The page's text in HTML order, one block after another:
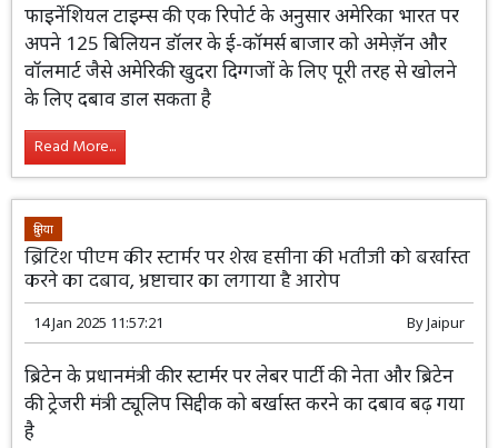
फाइनेंशियल टाइम्स की एक रिपोर्ट के अनुसार अमेरिका भारत पर
अपने 125 बिलियन डॉलर के ई-कॉमर्स बाजार को अमेज़ॅन और
वॉलमार्ट जैसे अमेरिकी खुदरा दिग्गजों के लिए पूरी तरह से खोलने
के लिए दबाव डाल सकता है
Read More...
दुनिया
ब्रिटिश पीएम कीर स्टार्मर पर शेख हसीना की भतीजी को बर्खास्त
करने का दबाव, भ्रष्टाचार का लगाया है आरोप
14 Jan 2025 11:57:21 ByJaipur
ब्रिटेन के प्रधानमंत्री कीर स्टार्मर पर लेबर पार्टी की नेता और ब्रिटेन
की ट्रेजरी मंत्री ट्यूलिप सिद्दीक को बर्खास्त करने का दबाव बढ़ गया
है